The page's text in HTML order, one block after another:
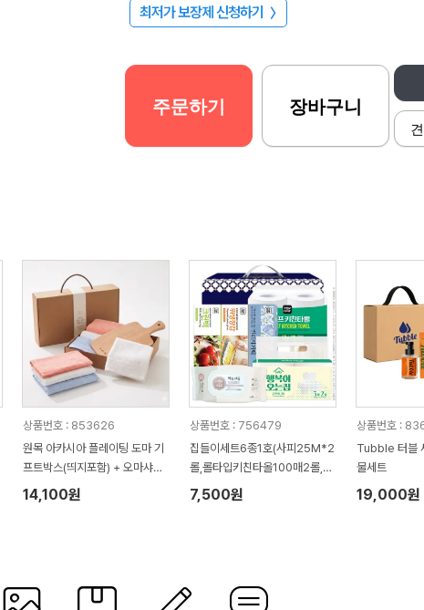
최저가 보장제 신청하기 〉
주문하기 장바구니
상품번호 : 853626
원목 아카시아 플레이팅 도마 기
프트박스(띄지포함) + 오마샤리
프 행주 + 기프트박스
14,100원
상품번호 : 756479
집들이세트6종1호(사피25M*2
롤,롤타입키친타올100매2롤,위
생장갑,크린백,컬러지퍼백,물티
슈50매)
7,500원
상품번호 :
Tubble 터블
물세트
19,000원